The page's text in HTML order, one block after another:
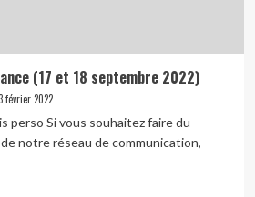
(17 et 18 septembre 2022)
février 2022
perso Si vous souhaitez faire du
notre réseau de communication,